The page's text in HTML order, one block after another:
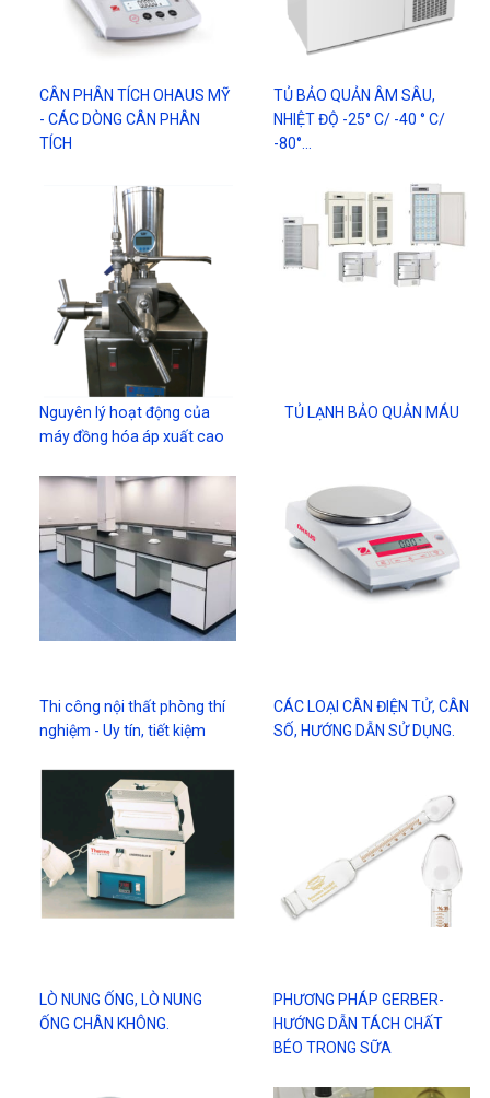
CÂN PHÂN TÍCH OHAUS MỸ
- CÁC DÒNG CÂN PHÂN
TÍCH
TỦ BẢO QUẢN ÂM SÂU,
NHIỆT ĐỘ -25° C/ -40 ° C/
-80°…
Nguyên lý hoạt động của
máy đồng hóa áp xuất cao
TỦ LẠNH BẢO QUẢN MÁU
Thi công nội thất phòng thí
nghiệm - Uy tín, tiết kiệm
CÁC LOẠI CÂN ĐIỆN TỬ, CÂN
SỐ, HƯỚNG DẪN SỬ DỤNG.
LÒ NUNG ỐNG, LÒ NUNG
ỐNG CHÂN KHÔNG.
PHƯƠNG PHÁP GERBER-
HƯỚNG DẪN TÁCH CHẤT
BÉO TRONG SỮA